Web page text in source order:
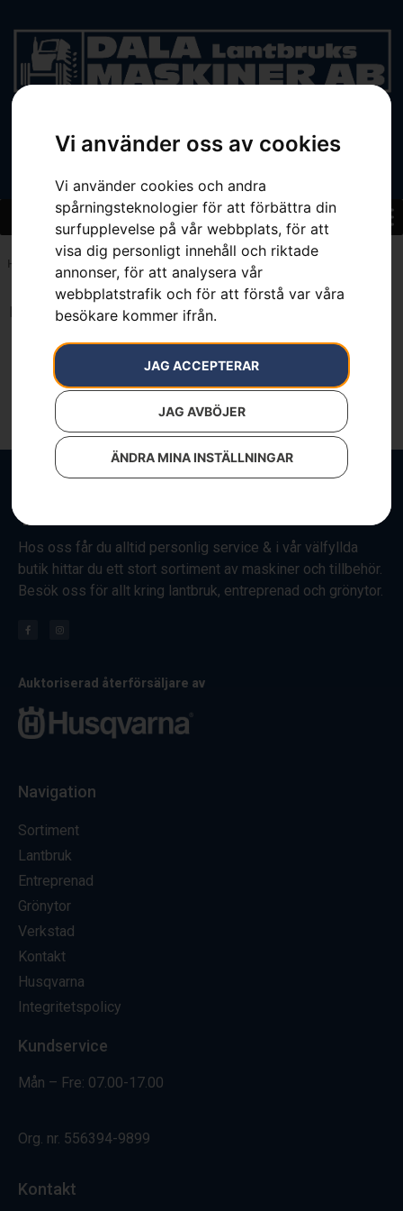
Vi använder oss av cookies
Vi använder cookies och andra
spårningsteknologier för att förbättra din
surfupplevelse på vår webbplats, för att
visa dig personligt innehåll och riktade
annonser, för att analysera vår
webbplatstrafik och för att förstå var våra
besökare kommer ifrån.
JAG ACCEPTERAR
JAG AVBÖJER
ÄNDRA MINA INSTÄLLNINGAR
BEGAGNAT
Hem 7392930328303
Inga resultat.
Hos oss får du alltid personlig service & i vår välfyllda
butik hittar du ett stort sortiment av maskiner och tillbehör.
Besök oss för allt kring lantbruk, entreprenad och grönytor.
Auktoriserad återförsäljare av
Navigation
Sortiment
Lantbruk
Entreprenad
Grönytor
Verkstad
Kontakt
Husqvarna
Integritetspolicy
Kundservice
Mån – Fre: 07.00-17.00
Org. nr. 556394-9899
Kontakt